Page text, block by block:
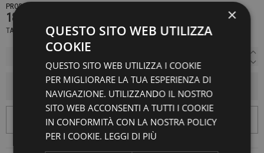
PRODOTTO NON DISPONIBILE CONTATTACI PER SAPERE DI PIÙ
189,00 €
TASSE INCLUSE
AGGIUNGI AL CARRELLO
×
QUESTO SITO WEB UTILIZZA
COOKIE
QUESTO SITO WEB UTILIZZA I COOKIE
PER MIGLIORARE LA TUA ESPERIENZA DI
NAVIGAZIONE. UTILIZZANDO IL NOSTRO
SITO WEB ACCONSENTI A TUTTI I COOKIE
IN CONFORMITÀ CON LA NOSTRA POLICY
PER I COOKIE. LEGGI DI PIÙ